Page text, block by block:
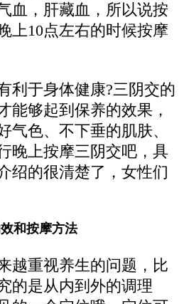
血，肝藏血，所以说按
上10点左右的时候按摩
于身体健康?三阴交的
能够起到保养的效果，
气色、不下垂的肌肤、
晚上按摩三阴交吧，具
绍的很清楚了，女性们
和按摩方法
重视养生的问题，比
的是从内到外的调理